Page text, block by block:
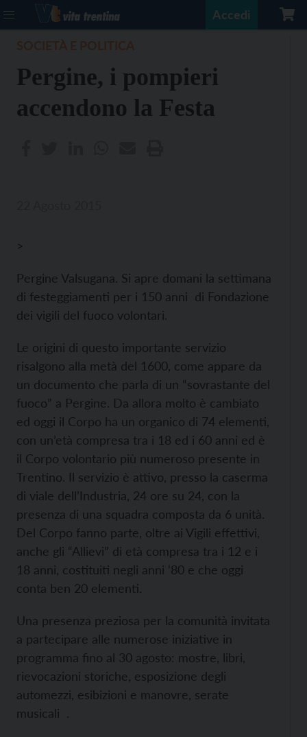
Accedi
Pergine, i pompieri
accendono la Festa
>
Pergine Valsugana. Si apre domani la settimana
di festeggiamenti per i 150 anni di Fondazione
dei vigili del fuoco volontari.
Le origini di questo importante servizio
risalgono alla metà del 1600, come appare da
un documento che parla di un “sovrastante del
fuoco” a Pergine. Da allora molto è cambiato
ed oggi il Corpo ha un organico di 74 elementi,
con un’età compresa tra i 18 ed i 60 anni ed è
il Corpo volontario più numeroso presente in
Trentino. Il servizio è attivo, presso la caserma
di viale dell’Industria, 24 ore su 24, con la
presenza di una squadra composta da 6 unità.
Del Corpo fanno parte, oltre ai Vigili effettivi,
anche gli “Allievi” di età compresa tra i 12 e i
18 anni, costituiti negli anni ‘80 e che oggi
conta ben 20 elementi.
Una presenza preziosa per la comunità invitata
a partecipare alle numerose iniziative in
programma fino al 30 agosto: mostre, libri,
rievocazioni storiche, esposizione degli
automezzi, esibizioni e manovre, serate
musicali .